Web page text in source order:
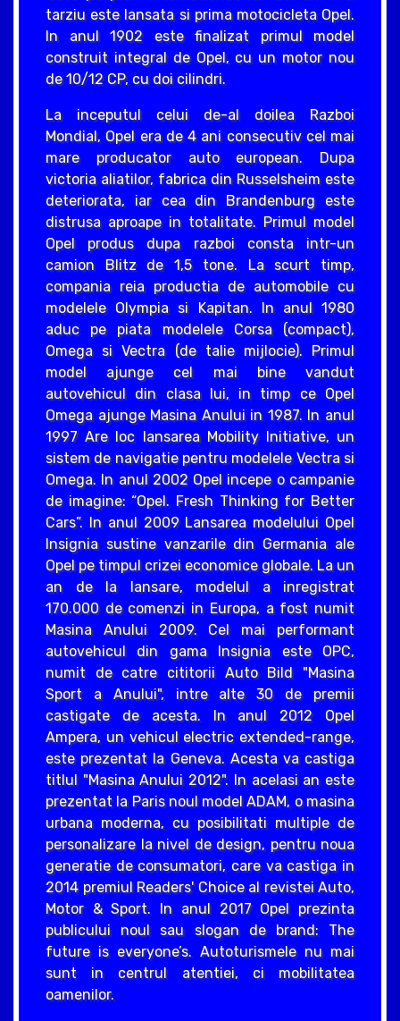
tarziu este lansata si prima motocicleta Opel.
In anul 1902 este finalizat primul model
construit integral de Opel, cu un motor nou
de 10/12 CP, cu doi cilindri.
La inceputul celui de-al doilea Razboi
Mondial, Opel era de 4 ani consecutiv cel mai
mare producator auto european. Dupa
victoria aliatilor, fabrica din Russelsheim este
deteriorata, iar cea din Brandenburg este
distrusa aproape in totalitate. Primul model
Opel produs dupa razboi consta intr-un
camion Blitz de 1,5 tone. La scurt timp,
compania reia productia de automobile cu
modelele Olympia si Kapitan. In anul 1980
aduc pe piata modelele Corsa (compact),
Omega si Vectra (de talie mijlocie). Primul
model ajunge cel mai bine vandut
autovehicul din clasa lui, in timp ce Opel
Omega ajunge Masina Anului in 1987. In anul
1997 Are loc lansarea Mobility Initiative, un
sistem de navigatie pentru modelele Vectra si
Omega. In anul 2002 Opel incepe o campanie
de imagine: “Opel. Fresh Thinking for Better
Cars”. In anul 2009 Lansarea modelului Opel
Insignia sustine vanzarile din Germania ale
Opel pe timpul crizei economice globale. La un
an de la lansare, modelul a inregistrat
170.000 de comenzi in Europa, a fost numit
Masina Anului 2009. Cel mai performant
autovehicul din gama Insignia este OPC,
numit de catre cititorii Auto Bild "Masina
Sport a Anului", intre alte 30 de premii
castigate de acesta. In anul 2012 Opel
Ampera, un vehicul electric extended-range,
este prezentat la Geneva. Acesta va castiga
titlul "Masina Anului 2012". In acelasi an este
prezentat la Paris noul model ADAM, o masina
urbana moderna, cu posibilitati multiple de
personalizare la nivel de design, pentru noua
generatie de consumatori, care va castiga in
2014 premiul Readers' Choice al revistei Auto,
Motor & Sport. In anul 2017 Opel prezinta
publicului noul sau slogan de brand: The
future is everyone’s. Autoturismele nu mai
sunt in centrul atentiei, ci mobilitatea
oamenilor.